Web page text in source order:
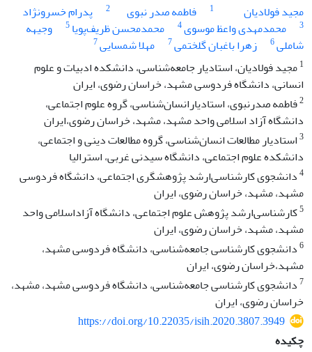
مجید فولادیان
1 فاطمه صدر نبوی 2 پدرام خسرونژاد
3 محمدمهدی واعظ موسوی4 محمدمحسن ظریف‌پویا5
وجیهه
شاملی6 زهرا باغبان گلختمی7 مهلا شمسایی7
1مجید فولادیان، استادیار جامعه‌شناسی، دانشکده ادبیات و علوم
انسانی، دانشگاه فردوسی مشهد، خراسان رضوی، ایران
2فاطمه صدرنبوی، استادیارانسان‌شناسی، گروه علوم اجتماعی،
دانشگاه آزاد اسلامی واحد مشهد، مشهد، خراسان رضوی،ایران
3استادیار مطالعات انسان‌شناسی، گروه مطالعات دینی و اجتماعی،
دانشکده علوم اجتماعی، دانشگاه سیدنی غربی، استرالیا
4دانشجوی کارشناسی‌ارشد پژوهشگری اجتماعی، دانشگاه فردوسی
مشهد، مشهد، خراسان رضوی، ایران
5کارشناسی‌ارشد پژوهش علوم اجتماعی، دانشگاه آزاداسلامی واحد
مشهد، مشهد، خراسان رضوی، ایران
6دانشجوی کارشناسی جامعه‌شناسی، دانشگاه فردوسی مشهد،
مشهد،خراسان رضوی، ایران
7دانشجوی کارشناسی جامعه‌شناسی، دانشگاه فردوسی مشهد، مشهد،
خراسان رضوی، ایران
https://doi.org/10.22035/isih.2020.3807.3949
چکیده